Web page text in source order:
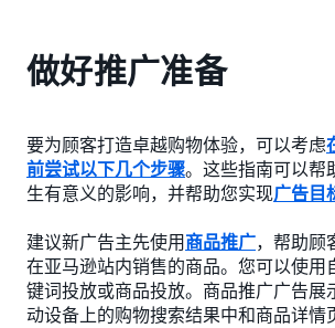
做好推广准备
要为顾客打造卓越购物体验，可以考虑
前尝试以下几个步骤。这些指南可以帮
生有意义的影响，并帮助您实现广告目
建议新广告主先使用商品推广，帮助顾
在亚马逊站内销售的商品。您可以使用
键词投放或商品投放。商品推广广告展
动设备上的购物搜索结果中和商品详情